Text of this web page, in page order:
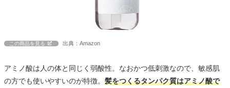
この商品を見る 出典：Amazon
アミノ酸は人の体と同じく弱酸性。なおかつ低刺激なので、敏感肌
の方でも使いやすいのが特徴。 髪をつくるタンパク質はアミノ酸で